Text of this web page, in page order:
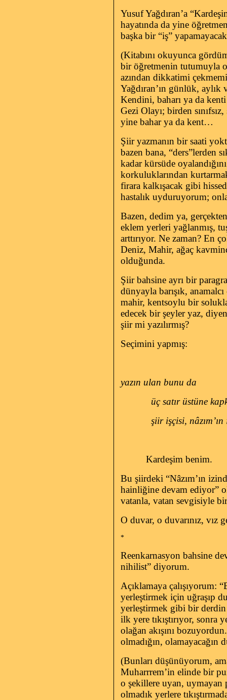
Yusuf Yağdıran’a
hayatında da yine
başka bir “iş”
(Kitabını okuyunca
bir öğretmenin tutumuyla
azından dikkatimi
Yağdıran’ın günlük,
Kendini, baharı ya da
Gezi Olayı; birden
yine bahar ya da kent…
Şiir yazmanın bir saati
bazen bana, “ders”lerden
kadar kürsüde
korkuluklarından
firara kalkışacak gibi
hastalık uyduruyorum;
Bazen, dedim ya,
eklem yerleri yağlanmış,
arttırıyor. Ne zaman? En
Deniz, Mahir, ağaç
olduğunda.
Şiir bahsine ayrı bir
dünyayla barışık,
mahir, kentsoylu bir
edecek bir şeyler yaz,
şiir mi yazılırmış?
Seçimini yapmış:
yazın ulan bunu da
üç satır üstüne
şiir işçisi,
Kardeşim benim.
Bu şiirdeki “Nâzım’ın
hainliğine devam ediyor”
vatanla, vatan sevgisiyle
O duvar, o duvarınız, vız
*
Reenkarnasyon bahsine
nihilist” diyorum.
Açıklamaya çalışıyorum:
yerleştirmek için uğraşıp
yerleştirmek gibi bir
ilk yere tıkıştırıyor, sonra
olağan akışını
olmadığın, olamayacağın
(Bunları düşünüyorum,
Muharrrem’in elinde bir
o şekillere uyan, uymayan
olmadık yerlere